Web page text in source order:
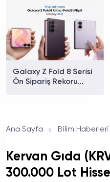
Başladı!
Galaxy Z Fold 8 Serisi
Ön Sipariş Rekoru
Ana Sayfa Bilim Haberleri
Kervan Gıda
300.000 Lot